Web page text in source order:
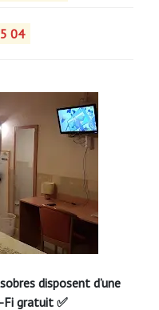
04
disposent d’une
gratuit ✅